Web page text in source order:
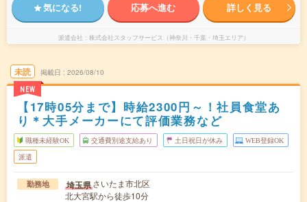
気になる! 応募へ進む 詳しく見る
派遣会社 株式会社スタッフサービス（神奈川・千葉・埼玉エリア）
未読
NEW
掲載日 2026/08/10
【17時05分まで】時給2300円～！社員食堂あ
り＊大手メーカーにて評価業務など
職種未経験OK 交通費別途支給あり 土日祝日が休み WEB登録OK
派遣
勤務地 埼玉県さいたま市北区
北大宮駅から徒歩10分